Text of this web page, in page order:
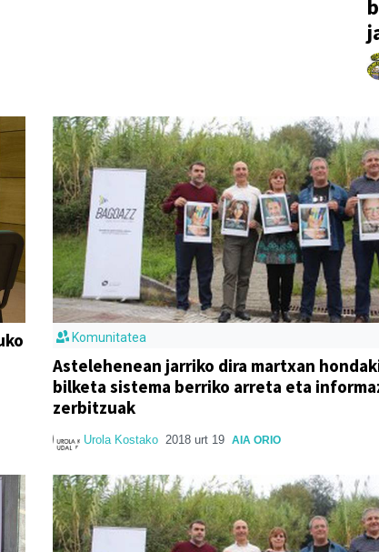
Komunitatea
Astelehenean jarriko dira martxan
bilketa sistema berriko arreta eta
zerbitzuak
Urola Kostako 2018 urt 19 AIA ORIO